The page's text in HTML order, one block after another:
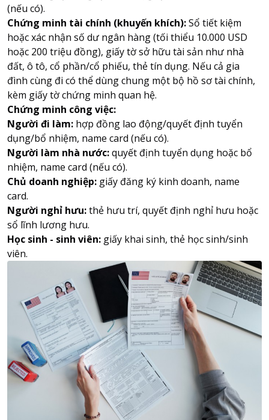
(nếu có).
Chứng minh tài chính (khuyến khích):Sổ tiết kiệm
hoặc xác nhận số dư ngân hàng (tối thiểu 10.000 USD
hoặc 200 triệu đồng), giấy tờ sở hữu tài sản như nhà
đất, ô tô, cổ phần/cổ phiếu, thẻ tín dụng. Nếu cả gia
đình cùng đi có thể dùng chung một bộ hồ sơ tài chính,
kèm giấy tờ chứng minh quan hệ.
Chứng minh công việc:
Người đi làm: hợp đồng lao động/quyết định tuyển
dụng/bổ nhiệm, name card (nếu có).
Người làm nhà nước:quyết định tuyển dụng hoặc bổ
nhiệm, name card (nếu có).
Chủ doanh nghiệp: giấy đăng ký kinh doanh, name
card.
Người nghỉ hưu:thẻ hưu trí, quyết định nghỉ hưu hoặc
sổ lĩnh lương hưu.
Học sinh - sinh viên: giấy khai sinh, thẻ học sinh/sinh
viên.